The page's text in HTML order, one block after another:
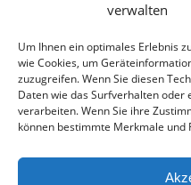
verwalten
Um Ihnen ein optimales Erlebnis
wie Cookies, um
zuzugreifen. Wenn Sie diesen
Daten wie das Surfverhalten oder
verarbeiten. Wenn Sie ihre
können bestimmte Merkmale
Vielen Dank!!!
Impressum
Datenschutzerklärung